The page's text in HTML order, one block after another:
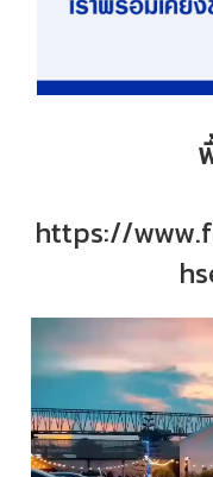
https://